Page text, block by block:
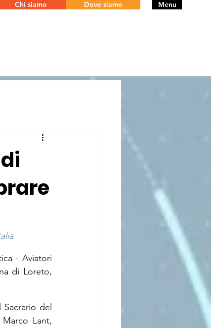
Chi siamo Dove siamo Menu
- Aviatori
di Loreto,
del
Lant,